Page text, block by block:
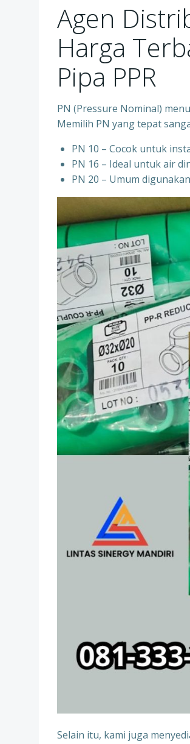
Agen
Harga
Pipa PPR
PN (Pressure Nominal)
Memilih PN yang tepat
PN 10 – Cocok untuk
⁠PN 16 – Ideal untuk air
⁠PN 20 – Umum
Selain itu, kami juga